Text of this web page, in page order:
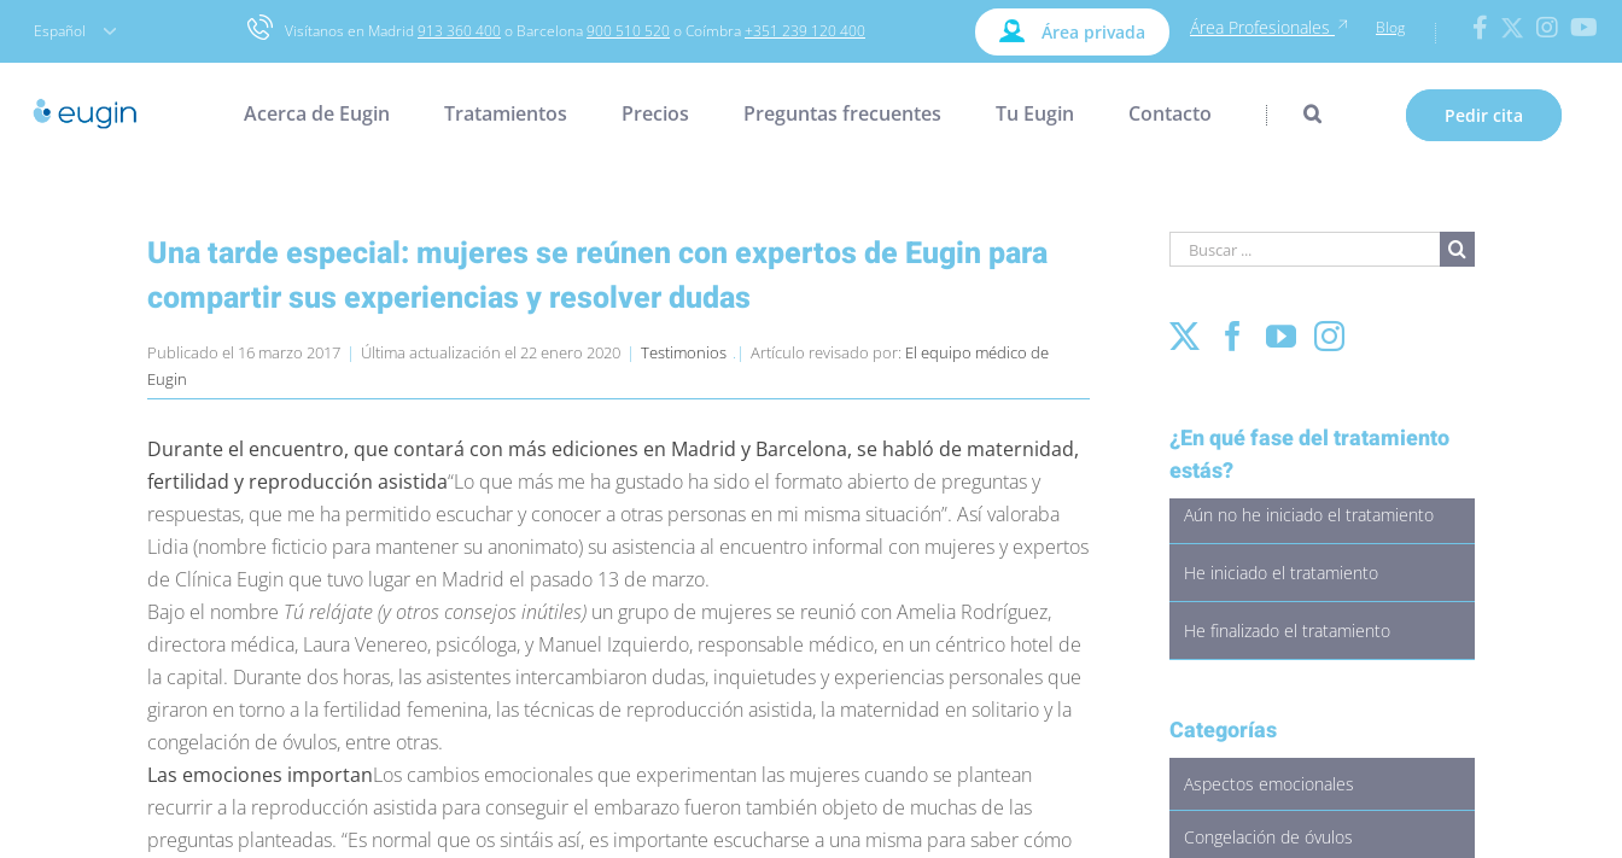
Español Visítanos en Madrid 913 360 400 o Barcelona900 510 520 o Coímbra+351 239 120 400 Área privada Área Profesionales Blog
Acerca de Eugin Tratamientos Precios Preguntas frecuentes Tu Eugin Contacto Pedir cita
Una tarde especial: mujeres se reúnen con expertos de Eugin para
compartir sus experiencias y resolver dudas
Publicado el 16 marzo 2017 | Última actualización el 22 enero 2020 | Testimonios .| Artículo revisado por: El equipo médico de
Eugin
Durante el encuentro, que contará con más ediciones en Madrid y Barcelona, se habló de maternidad,
fertilidad y reproducción asistida“Lo que más me ha gustado ha sido el formato abierto de preguntas y
respuestas, que me ha permitido escuchar y conocer a otras personas en mi misma situación”. Así valoraba
Lidia (nombre ficticio para mantener su anonimato) su asistencia al encuentro informal con mujeres y expertos
de Clínica Eugin que tuvo lugar en Madrid el pasado 13 de marzo.
Bajo el nombre Tú relájate (y otros consejos inútiles) un grupo de mujeres se reunió con Amelia Rodríguez,
directora médica, Laura Venereo, psicóloga, y Manuel Izquierdo, responsable médico, en un céntrico hotel de
la capital. Durante dos horas, las asistentes intercambiaron dudas, inquietudes y experiencias personales que
giraron en torno a la fertilidad femenina, las técnicas de reproducción asistida, la maternidad en solitario y la
congelación de óvulos, entre otras.
Las emociones importanLos cambios emocionales que experimentan las mujeres cuando se plantean
recurrir a la reproducción asistida para conseguir el embarazo fueron también objeto de muchas de las
preguntas planteadas. “Es normal que os sintáis así, es importante escucharse a una misma para saber cómo
Buscar
¿En qué fase del tratamiento
estás?
Aún no he iniciado el tratamiento
He iniciado el tratamiento
He finalizado el tratamiento
Categorías
Aspectos emocionales
Congelación de óvulos